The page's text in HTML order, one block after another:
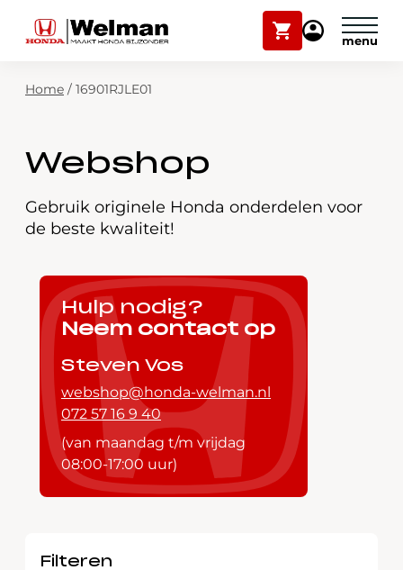
Winkelwagen
Mijn
Modellen
Over ons
Webshop
Contact
Zoekfunctie
Plan onderhoud
Mijn Honda Welman
Home / 16901RJLE01
Webshop
Gebruik originele Honda onderdelen voor
de beste kwaliteit!
Hulp nodig?
Neem contact op
Steven Vos
webshop@honda-welman.nl
072 57 16 9 40
(van maandag t/m vrijdag
08:00-17:00 uur)
Filteren